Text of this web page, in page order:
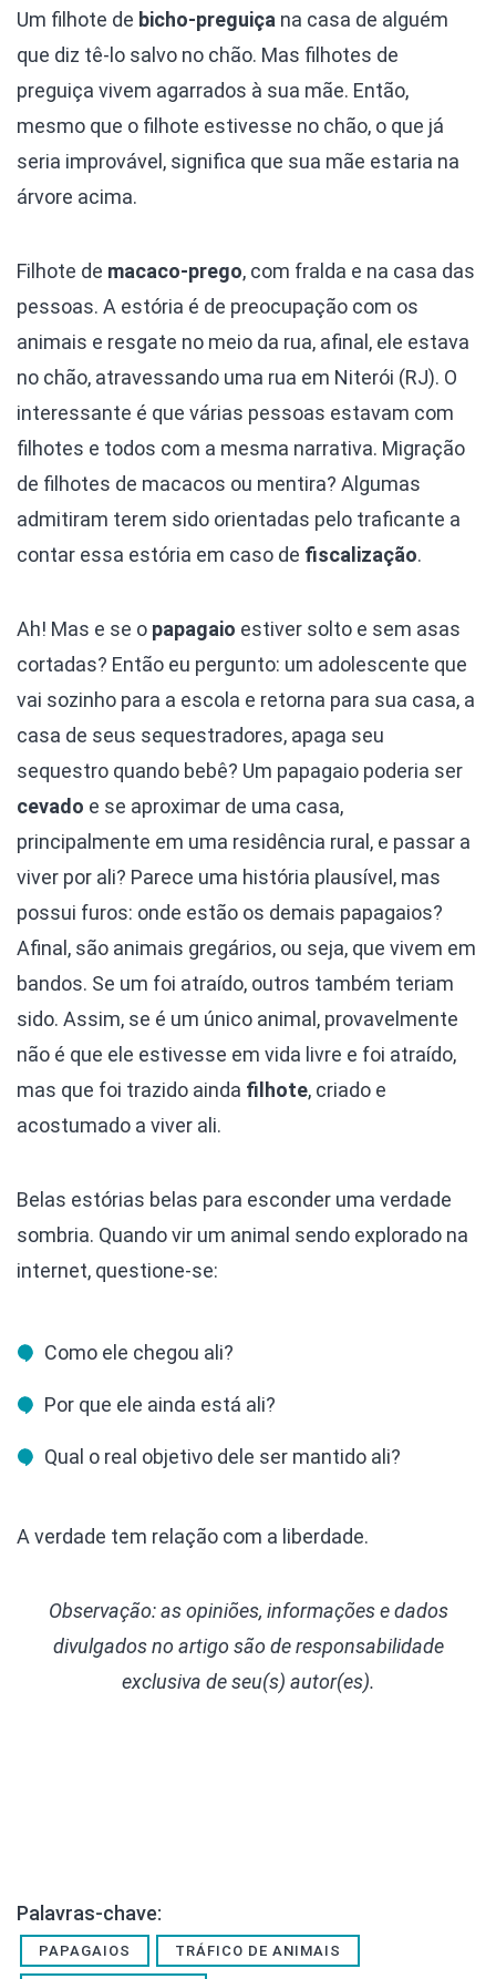
Um filhote de bicho-preguiça na casa de alguém
que diz tê-lo salvo no chão. Mas filhotes de
preguiça vivem agarrados à sua mãe. Então,
mesmo que o filhote estivesse no chão, o que já
seria improvável, significa que sua mãe estaria na
árvore acima.
Filhote de macaco-prego, com fralda e na casa das
pessoas. A estória é de preocupação com os
animais e resgate no meio da rua, afinal, ele estava
no chão, atravessando uma rua em Niterói (RJ). O
interessante é que várias pessoas estavam com
filhotes e todos com a mesma narrativa. Migração
de filhotes de macacos ou mentira? Algumas
admitiram terem sido orientadas pelo traficante a
contar essa estória em caso de fiscalização.
Ah! Mas e se o papagaio estiver solto e sem asas
cortadas? Então eu pergunto: um adolescente que
vai sozinho para a escola e retorna para sua casa, a
casa de seus sequestradores, apaga seu
sequestro quando bebê? Um papagaio poderia ser
cevado e se aproximar de uma casa,
principalmente em uma residência rural, e passar a
viver por ali? Parece uma história plausível, mas
possui furos: onde estão os demais papagaios?
Afinal, são animais gregários, ou seja, que vivem em
bandos. Se um foi atraído, outros também teriam
sido. Assim, se é um único animal, provavelmente
não é que ele estivesse em vida livre e foi atraído,
mas que foi trazido ainda filhote, criado e
acostumado a viver ali.
Belas estórias belas para esconder uma verdade
sombria. Quando vir um animal sendo explorado na
internet, questione-se:
Como ele chegou ali?
Por que ele ainda está ali?
Qual o real objetivo dele ser mantido ali?
A verdade tem relação com a liberdade.
Observação: as opiniões, informações e dados
divulgados no artigo são de responsabilidade
exclusiva de seu(s) autor(es).
Palavras-chave:
PAPAGAIOS TRÁFICO DE ANIMAIS